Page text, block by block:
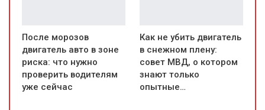
После морозов
двигатель авто в зоне
риска: что нужно
проверить водителям
уже сейчас
Как не убить двигатель
в снежном плену:
совет МВД, о котором
знают только
опытные…